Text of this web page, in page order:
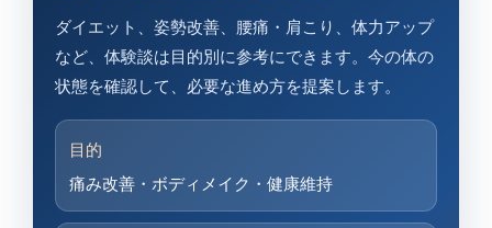
ダイエット、姿勢改善、腰痛・肩こり、体力アップ
など、体験談は目的別に参考にできます。今の体の
状態を確認して、必要な進め方を提案します。
目的
痛み改善・ボディメイク・健康維持